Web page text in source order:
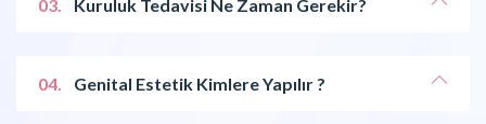
03. Kuruluk Tedavisi Ne Zaman Gerekir?
04. Genital Estetik Kimlere Yapılır ?